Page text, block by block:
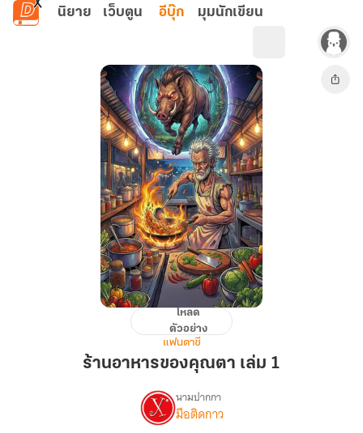
ข้ามไปยังเนื้อหาหลัก
นิยาย เว็บตูน อีบุ๊ก มุมนักเขียน
อาหาร
ของ
โหลด
ตัวอย่าง
แฟนตาซี
ร้านอาหารของคุณตา เล่ม 1
เรื่อง
นามปากกา
มือติดกาว